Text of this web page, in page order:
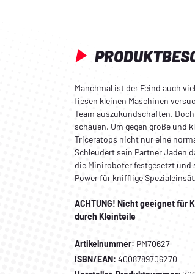
Manchmal ist der Feind auch
fiesen kleinen Maschinen
Team auszukundschaften.
schauen. Um gegen große und
Triceratops nicht nur eine
Schleudert sein Partner Jaden
die Miniroboter festgesetzt und
Power für knifflige
ACHTUNG! Nicht geeignet für
durch Kleinteile
Artikelnummer: PM70627
ISBN/EAN: 4008789706270